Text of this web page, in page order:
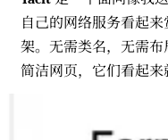
自己的网络服务看起
架。无需类名，无需
简洁网页，它们看起来